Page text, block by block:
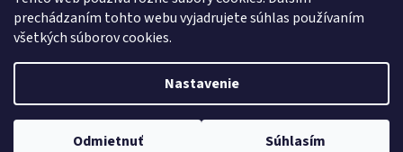
prechádzaním tohto webu vyjadrujete súhlas používaním
všetkých súborov cookies.
Nastavenie
Odmietnuť Súhlasím
Vytvoril Shoptet
Copyright 2026melodyshop.sk. Všetky práva vyhradené.
Upraviť nastavenie cookies